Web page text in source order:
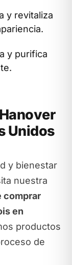
y revitaliza
y purifica
Unidos
y bienestar
nuestra
comprar
en
productos
de